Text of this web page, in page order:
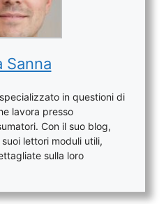
Sanna
in questioni di
lavora presso
Con il suo blog,
lettori moduli utili,
sulla loro